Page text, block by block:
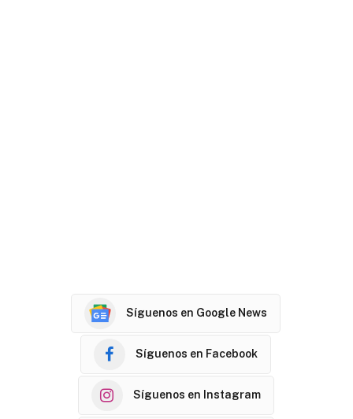
Síguenos en Google News
Síguenos en Facebook
Síguenos en Instagram